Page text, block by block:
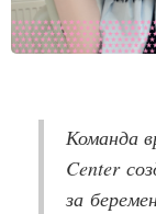
Команда
Center
за